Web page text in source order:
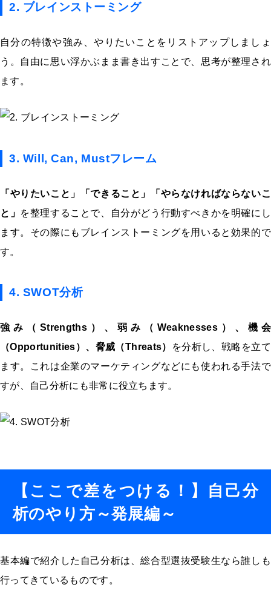
2. ブレインストーミング
自分の特徴や強み、やりたいことをリストアップしましょ
う。自由に思い浮かぶまま書き出すことで、思考が整理され
ます。
3. Will, Can, Mustフレーム
「やりたいこと 」「できること」「やらなければならないこ
と」 を整理することで、自分がどう行動すべきかを明確にし
ます。その際にもブレインストーミングを用いると効果的で
す。
4. SWOT分析
強み（Strengths）、弱み（Weaknesses）、機会
（Opportunities）、脅威（Threats）
を分析し、戦略を立て
ます。これは企業のマーケティングなどにも使われる手法で
すが、自己分析にも非常に役立ちます。
【ここで差をつける！】自己分
析のやり方～発展編～
基本編で紹介した自己分析は、総合型選抜受験生なら誰しも
行ってきているものです。